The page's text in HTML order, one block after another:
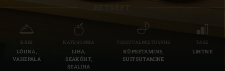
RETSEPT
KÄIK
LÕUNA,
VAHEPALA
KATEGOORIA
LIHA,
SEAKÕHT,
SEALIHA
TOIDUVALMISTUSVIIS
KÜPSETAMINE,
SUITSUTAMINE
TASE
LIHTNE